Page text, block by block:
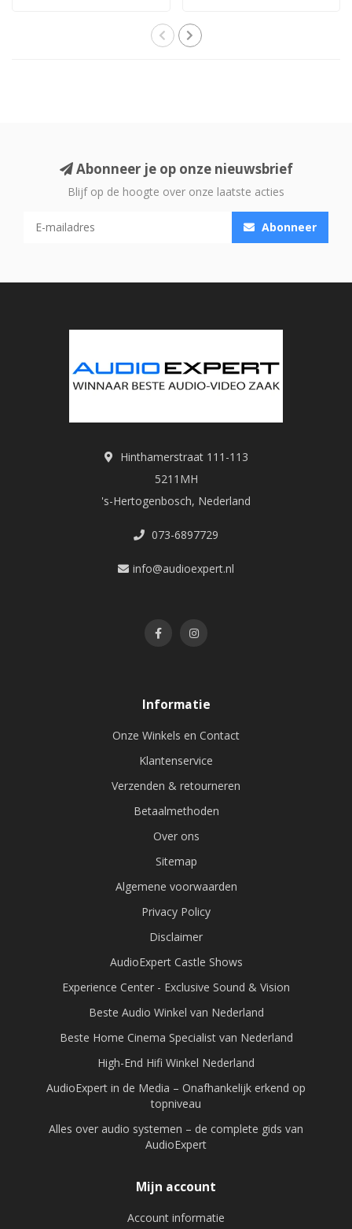
Abonneer je op onze nieuwsbrief
Blijf op de hoogte over onze laatste acties
Abonneer
Hinthamerstraat 111-113
5211MH
's-Hertogenbosch, Nederland
073-6897729
info@audioexpert.nl
Informatie
Onze Winkels en Contact
Klantenservice
Verzenden & retourneren
Betaalmethoden
Over ons
Sitemap
Algemene voorwaarden
Privacy Policy
Disclaimer
AudioExpert Castle Shows
Experience Center - Exclusive Sound & Vision
Beste Audio Winkel van Nederland
Beste Home Cinema Specialist van Nederland
High-End Hifi Winkel Nederland
AudioExpert in de Media – Onafhankelijk erkend op
topniveau
Alles over audio systemen – de complete gids van
AudioExpert
Mijn account
Account informatie